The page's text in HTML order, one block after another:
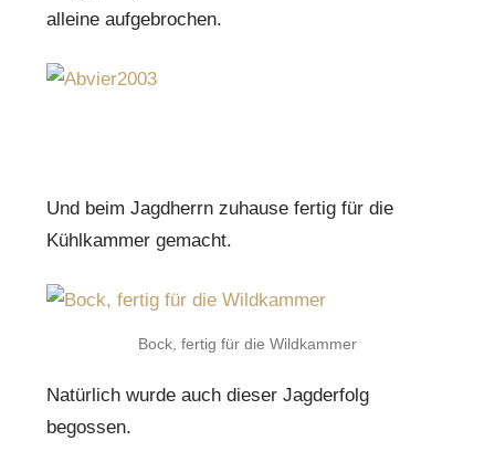
alleine aufgebrochen.
Und beim Jagdherrn zuhause fertig für die
Kühlkammer gemacht.
Bock, fertig für die Wildkammer
Natürlich wurde auch dieser Jagderfolg
begossen.